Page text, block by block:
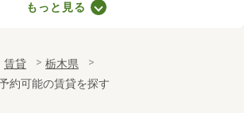
面積
51.3m²
り
1LDK
もっと見る
賃貸
栃木県
約可能の賃貸を探す